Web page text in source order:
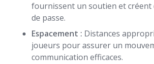
fournissent un soutien et créent
de passe.
Espacement : Distances
joueurs pour assurer un
communication efficaces.